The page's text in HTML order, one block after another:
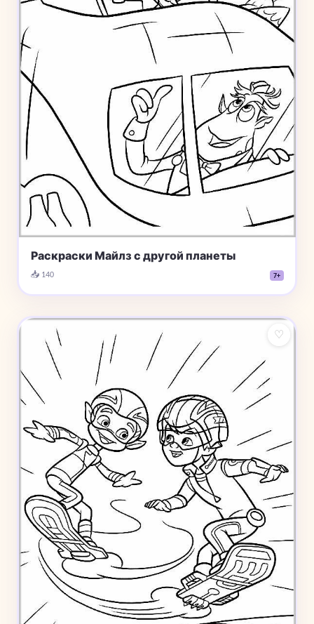
Раскраски Майлз с другой планеты
📥 140 7+
♡